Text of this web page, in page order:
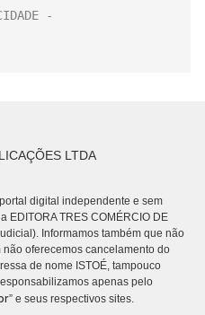
LTDA
digital independente e sem
EDITORA TRES COMÉRCIO DE
Informamos também que não
oferecemos cancelamento do
de nome ISTOÉ, tampouco
apenas pelo
” e seus respectivos sites.